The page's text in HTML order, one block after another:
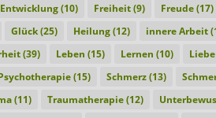
Entwicklung(10) Freiheit(9) Freude(17)
Glück(25) Heilung(12) innere Arbeit
(39) Leben (15) Lernen (10) Liebe
(15) Schmerz(13)
(11) Traumatherapie(12)